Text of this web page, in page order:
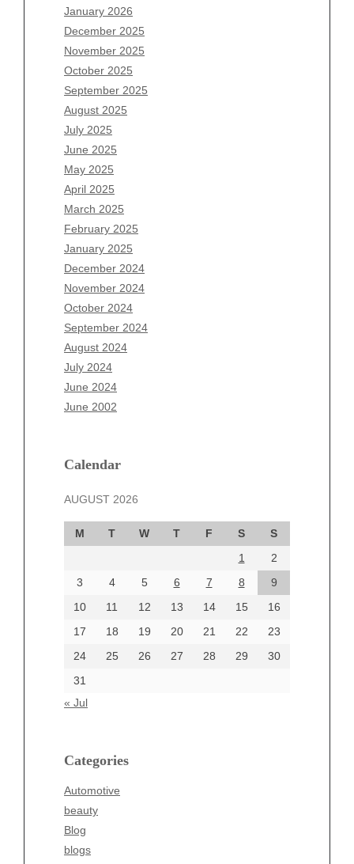
January 2026
December 2025
November 2025
October 2025
September 2025
August 2025
July 2025
June 2025
May 2025
April 2025
March 2025
February 2025
January 2025
December 2024
November 2024
October 2024
September 2024
August 2024
July 2024
June 2024
June 2002
Calendar
AUGUST 2026
M T W T F S
S
1
2
3
4 5 6 7 8
9
10
11 12 13 14 15
16
17
18 19 20 21 22
23
24
25 26 27 28 29
30
31
« Jul
Categories
Automotive
beauty
Blog
blogs
Archives
August 2026
July 2026
June 2026
May 2026
April 2026
March 2026
February 2026
January 2026
December 2025
November 2025
October 2025
September 2025
August 2025
July 2025
June 2025
May 2025
April 2025
March 2025
December 2024
October 2024
September 2024
August 2024
June 2024
Categories
beauty
Business
Entertainment
Fashion
Finance